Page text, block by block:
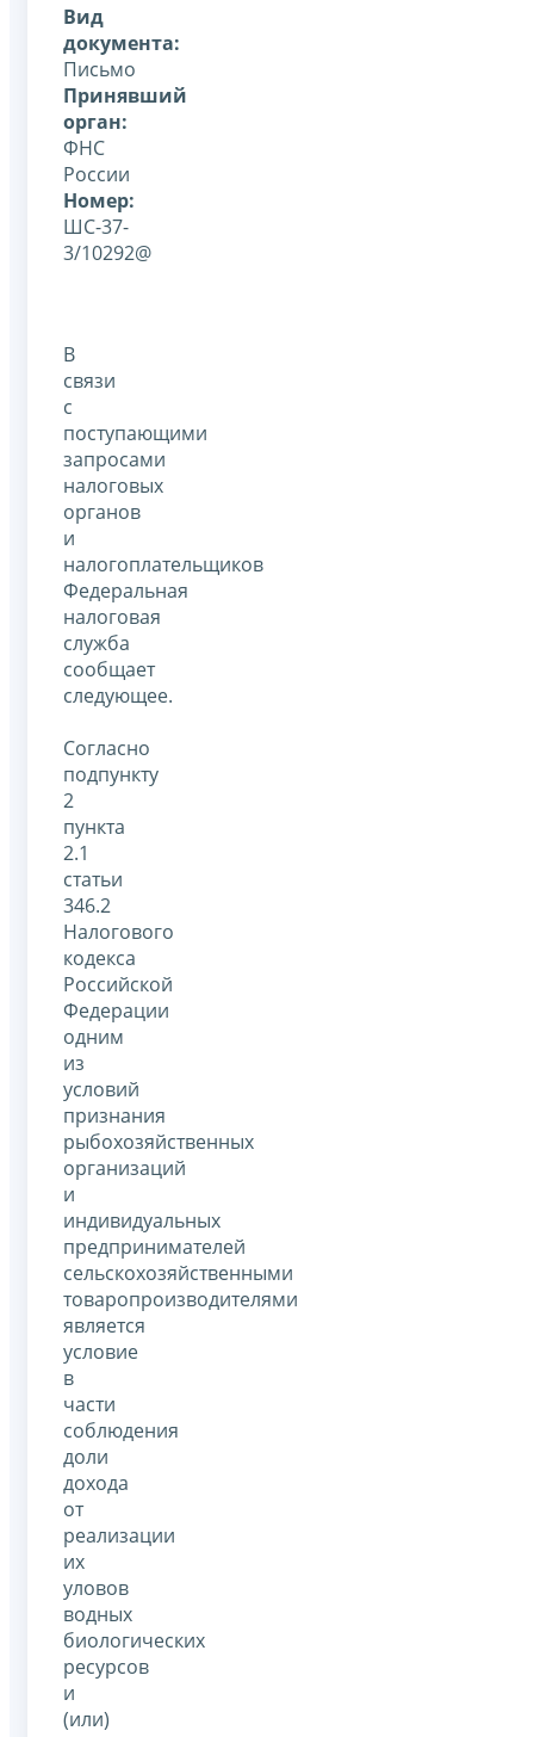
Вид
документа:
Письмо
Принявший
орган:
ФНС
России
Номер:
ШС-37-
3/10292@
В
связи
с
поступающими
запросами
налоговых
органов
и
налогоплательщиков
Федеральная
налоговая
служба
сообщает
следующее.
Согласно
подпункту
2
пункта
2.1
статьи
346.2
Налогового
кодекса
Российской
Федерации
одним
из
условий
признания
рыбохозяйственных
организаций
и
индивидуальных
предпринимателей
сельскохозяйственными
товаропроизводителями
является
условие
в
части
соблюдения
доли
дохода
от
реализации
их
уловов
водных
биологических
ресурсов
и
(или)